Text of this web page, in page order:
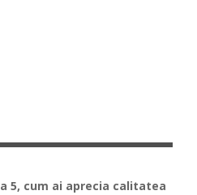
5, cum ai aprecia calitatea